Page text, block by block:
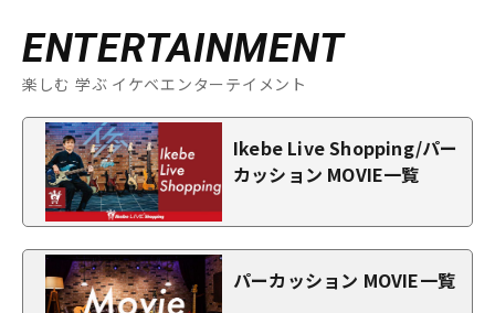
ENTERTAINMENT
楽しむ 学ぶ イケベエンターテイメント
Ikebe Live Shopping/パー
カッション MOVIE一覧
パーカッション MOVIE一覧